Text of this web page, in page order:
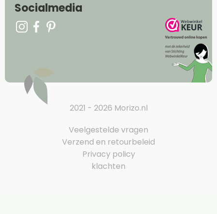
Socialmedia
2021 - 2026 Morizo.nl
Veelgestelde vragen
Verzend en retourbeleid
Privacy policy
klachten